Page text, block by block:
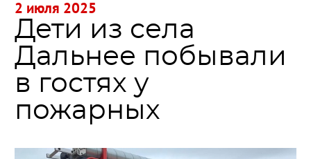
Дети из села
Дальнее побывали
в гостях у
пожарных
2 июля 2025